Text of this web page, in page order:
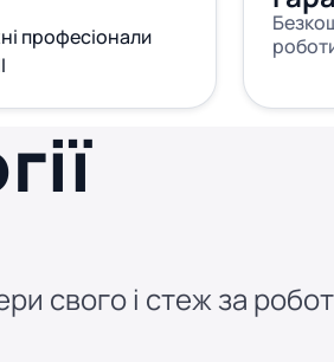
професіонали
свого і стеж за